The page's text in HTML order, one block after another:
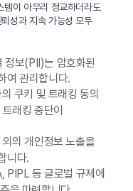
이 아무리 정교하더라도
성과 지속 가능성 모두
정보(PII)는 암호화된
여 관리합니다.
쿠키 및 트래킹 동의
래킹 중단이
의 개인정보 노출을
니다.
PIPL 등 글로벌 규제에